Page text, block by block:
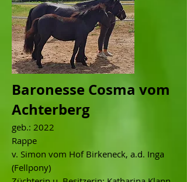
Baronesse Cosma vom
Achterberg
geb.: 2022
Rappe
v. Simon vom Hof Birkeneck, a.d. Inga
(Fellpony)